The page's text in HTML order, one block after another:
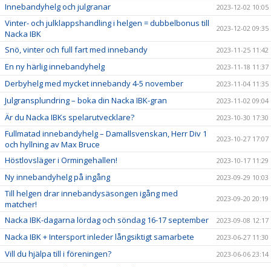
Innebandyhelg och julgranar 2023-12-02 10:05
Vinter- och julklappshandling i helgen = dubbelbonus till
Nacka IBK
2023-12-02 09:35
Snö, vinter och full fart med innebandy 2023-11-25 11:42
En ny härlig innebandyhelg 2023-11-18 11:37
Derbyhelg med mycket innebandy 4-5 november 2023-11-04 11:35
Julgransplundring – boka din Nacka IBK-gran 2023-11-02 09:04
Är du Nacka IBKs spelarutvecklare? 2023-10-30 17:30
Fullmatad innebandyhelg – Damallsvenskan, Herr Div 1
och hyllning av Max Bruce
2023-10-27 17:07
Höstlovsläger i Ormingehallen! 2023-10-17 11:29
Ny innebandyhelg på ingång 2023-09-29 10:03
Till helgen drar innebandysäsongen igång med
matcher!
2023-09-20 20:19
Nacka IBK-dagarna lördag och söndag 16-17 september 2023-09-08 12:17
Nacka IBK + Intersport inleder långsiktigt samarbete 2023-06-27 11:30
Vill du hjälpa till i föreningen? 2023-06-06 23:14